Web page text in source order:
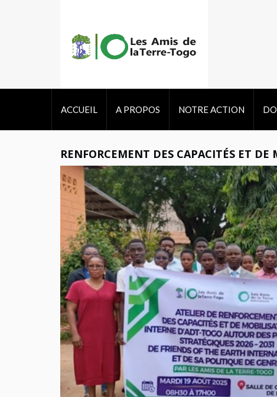
ACCUEIL A PROPOS NOTRE ACTION
RENFORCEMENT DES CAPACITÉS ET